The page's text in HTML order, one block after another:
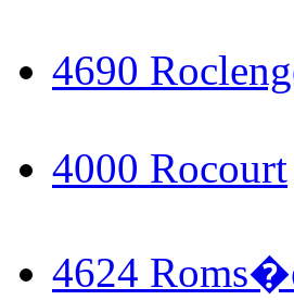
4690
4000 Rocourt
4624